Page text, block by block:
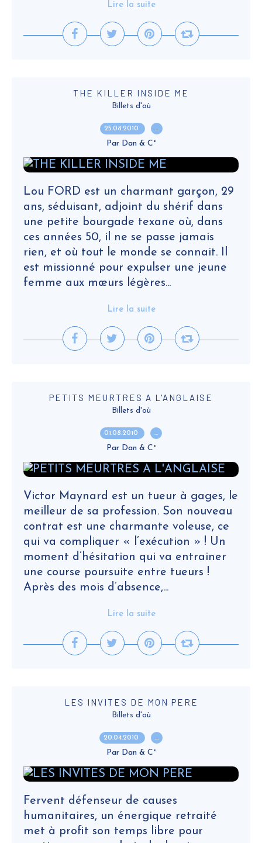
Lire la suite
THE KILLER INSIDE ME
Billets d'où
25.08.2010 …
Par Dan & C°
Lou FORD est un charmant garçon, 29
ans, séduisant, adjoint du shérif dans
une petite bourgade texane où, dans
ces années 50, il ne se passe jamais
rien, et où tout le monde se connait. Il
est missionné pour expulser une jeune
femme aux mœurs légères...
Lire la suite
PETITS MEURTRES A L'ANGLAISE
Billets d'où
01.08.2010 …
Par Dan & C°
Victor Maynard est un tueur à gages, le
meilleur de sa profession. Son nouveau
contrat est une charmante voleuse, ce
qui va compliquer « l’exécution » ! Un
moment d’hésitation qui va entrainer
une course poursuite entre tueurs !
Après des mois d’absence,...
Lire la suite
LES INVITES DE MON PERE
Billets d'où
20.04.2010 …
Par Dan & C°
Fervent défenseur de causes
humanitaires, un énergique retraité
met à profit son temps libre pour